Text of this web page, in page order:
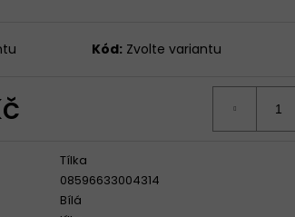
Kód: Zvolte variantu
Tílka
08596633004314
Bílá